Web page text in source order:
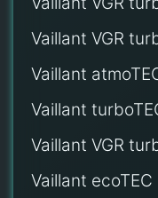
Vaillant VGR
Vaillant
Vaillant
Vaillant VGR
Vaillant ecoTEC